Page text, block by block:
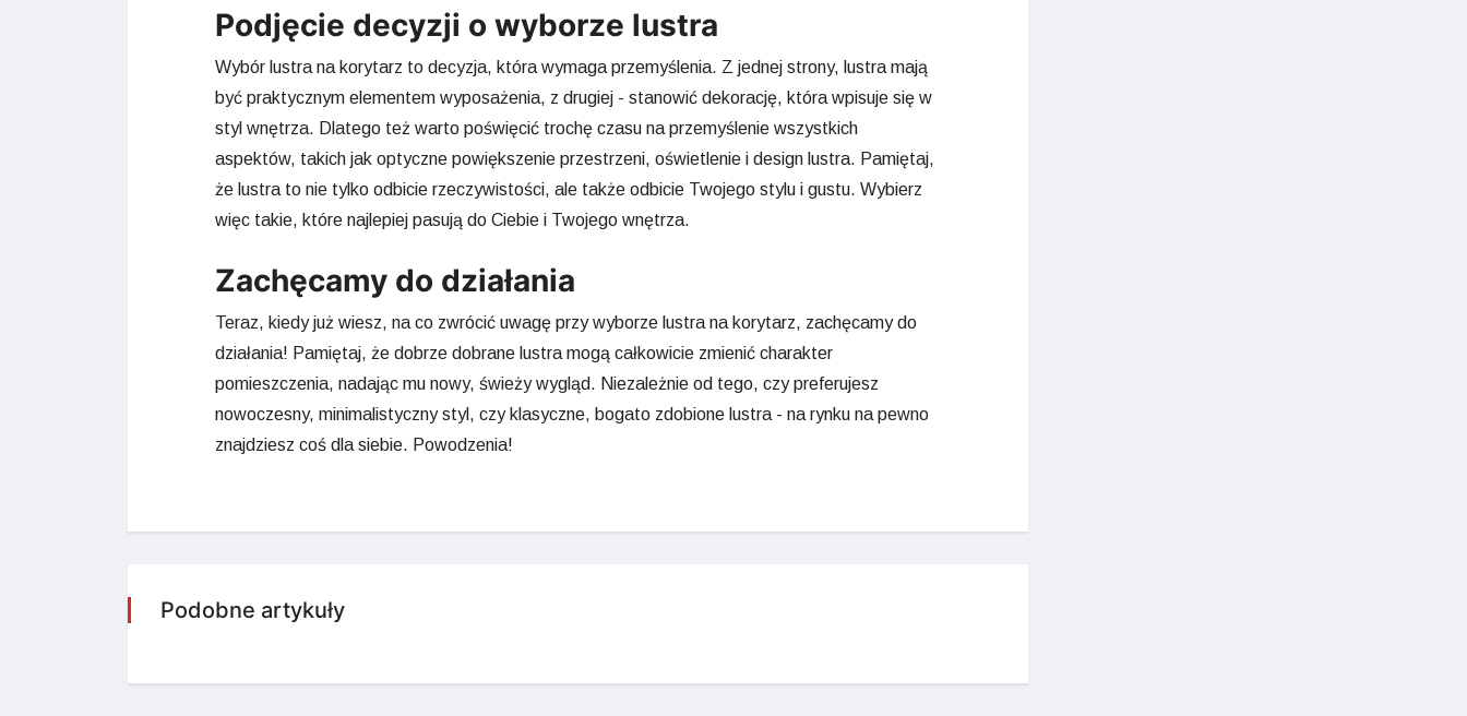
Podjęcie decyzji o wyborze lustra
Wybór lustra na korytarz to decyzja, która wymaga przemyślenia. Z jednej strony, lustra mają
być praktycznym elementem wyposażenia, z drugiej - stanowić dekorację, która wpisuje się w
styl wnętrza. Dlatego też warto poświęcić trochę czasu na przemyślenie wszystkich
aspektów, takich jak optyczne powiększenie przestrzeni, oświetlenie i design lustra. Pamiętaj,
że lustra to nie tylko odbicie rzeczywistości, ale także odbicie Twojego stylu i gustu. Wybierz
więc takie, które najlepiej pasują do Ciebie i Twojego wnętrza.
Zachęcamy do działania
Teraz, kiedy już wiesz, na co zwrócić uwagę przy wyborze lustra na korytarz, zachęcamy do
działania! Pamiętaj, że dobrze dobrane lustra mogą całkowicie zmienić charakter
pomieszczenia, nadając mu nowy, świeży wygląd. Niezależnie od tego, czy preferujesz
nowoczesny, minimalistyczny styl, czy klasyczne, bogato zdobione lustra - na rynku na pewno
znajdziesz coś dla siebie. Powodzenia!
Podobne artykuły